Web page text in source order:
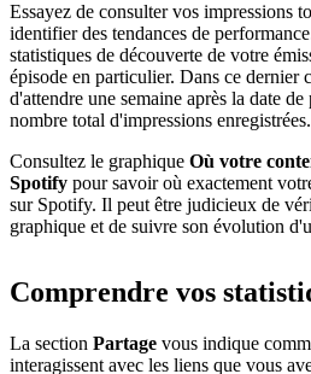
Essayez de consulter vos impressions
identifier des tendances de
statistiques de découverte de votre
épisode en particulier. Dans ce dernier
d'attendre une semaine après la date
nombre total d'impressions enregistrées.
Consultez le graphique Où votre
Spotify pour savoir où exactement
sur Spotify. Il peut être judicieux de
graphique et de suivre son évolution
Comprendre vos
La section Partage vous indique
interagissent avec les liens que vous